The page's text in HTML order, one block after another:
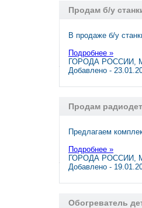
Продам б/у
В продаже б/у
Подробнее »
ГОРОДА РОССИИ,
Добавлено -
Продам
Предлагаем
Подробнее »
ГОРОДА РОССИИ,
Добавлено -
Обогреватель